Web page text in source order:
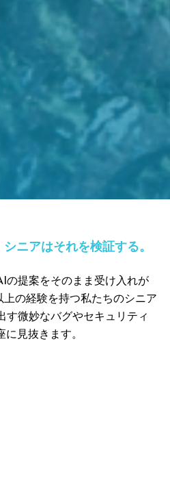
ニアはそれを検証する。
の提案をそのまま受け入れが
の経験を持つ私たちのシニア
す微妙なバグやセキュリティ
見抜きます。